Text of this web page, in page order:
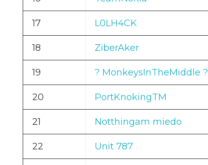
17 L0LH4CK
18 ZiberAker
19 ? MonkeysInTheMiddle ?
20 PortKnokingTM
21 Notthingam miedo
22 Unit 787